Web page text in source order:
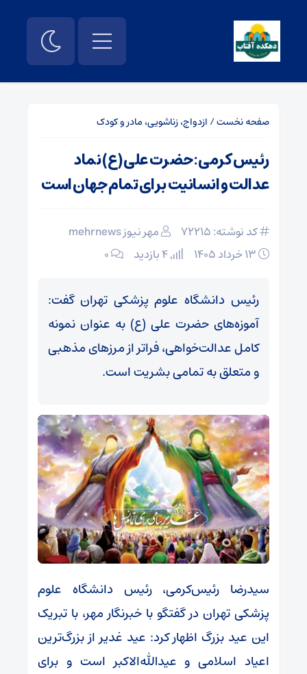
صفحه نخست/ ازدواج، زناشویی، مادر و کودک
رئیس کرمی: حضرت علی (ع) نماد
عدالت و انسانیت برای تمام جهان است
کد نوشته: 72215
مهر نیوز mehrnews
۰
رئیس دانشگاه علوم پزشکی تهران گفت:
آموزه‌های حضرت علی (ع) به عنوان نمونه
کامل عدالت‌خواهی، فراتر از مرزهای مذهبی
و متعلق به تمامی بشریت است.
سیدرضا رئیس‌کرمی، رئیس دانشگاه علوم
پزشکی تهران در گفتگو با خبرنگار مهر، با تبریک
این عید بزرگ اظهار کرد: عید غدیر از بزرگ‌ترین
اعیاد اسلامی و عیدالله‌الاکبر است و برای